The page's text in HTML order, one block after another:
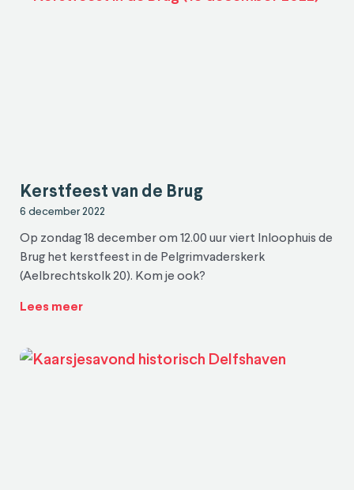
Kerstfeest van de Brug
6 december 2022
Op zondag 18 december om 12.00 uur viert Inloophuis de
Brug het kerstfeest in de Pelgrimvaderskerk
(Aelbrechtskolk 20). Kom je ook?
Lees meer